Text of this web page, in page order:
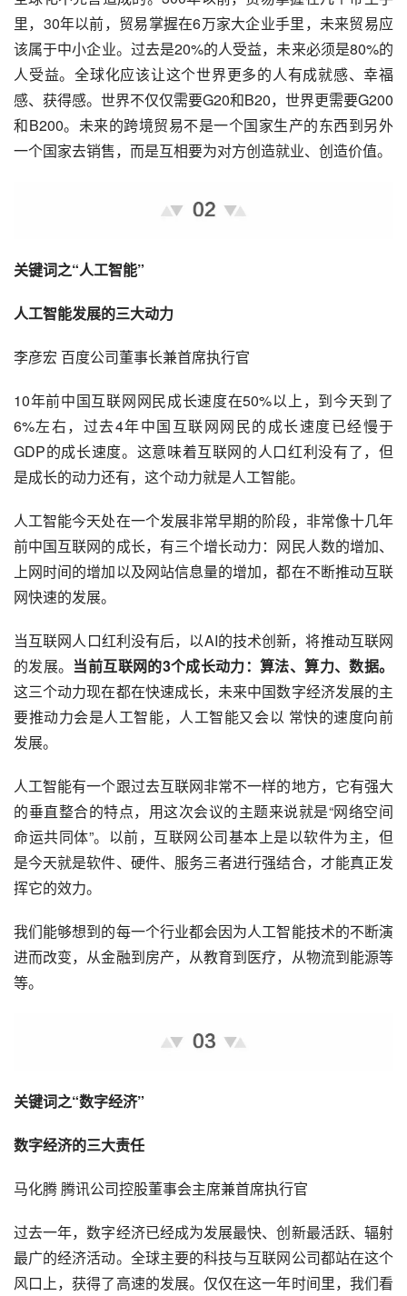
里，30年以前，贸易掌握在6万家大企业手里，未来贸易应
该属于中小企业。过去是20%的人受益，未来必须是80%的
人受益。全球化应该让这个世界更多的人有成就感、幸福
感、获得感。世界不仅仅需要G20和B20，世界更需要G200
和B200。未来的跨境贸易不是一个国家生产的东西到另外
一个国家去销售，而是互相要为对方创造就业、创造价值。
关键词之“人工智能”
人工智能发展的三大动力
李彦宏 百度公司董事长兼首席执行官
10年前中国互联网网民成长速度在50%以上，到今天到了
6%左右，过去4年中国互联网网民的成长速度已经慢于
GDP的成长速度。这意味着互联网的人口红利没有了，但
是成长的动力还有，这个动力就是人工智能。
人工智能今天处在一个发展非常早期的阶段，非常像十几年
前中国互联网的成长，有三个增长动力：网民人数的增加、
上网时间的增加以及网站信息量的增加，都在不断推动互联
网快速的发展。
当互联网人口红利没有后，以AI的技术创新，将推动互联网
的发展。 当前互联网的3个成长动力：算法、算力、数据。
这三个动力现在都在快速成长，未来中国数字经济发展的主
要推动力会是人工智能，人工智能又会以 常快的速度向前
发展。
人工智能有一个跟过去互联网非常不一样的地方，它有强大
的垂直整合的特点，用这次会议的主题来说就是“网络空间
命运共同体”。以前，互联网公司基本上是以软件为主，但
是今天就是软件、硬件、服务三者进行强结合，才能真正发
挥它的效力。
我们能够想到的每一个行业都会因为人工智能技术的不断演
进而改变，从金融到房产，从教育到医疗，从物流到能源等
等。
关键词之“数字经济”
数字经济的三大责任
马化腾 腾讯公司控股董事会主席兼首席执行官
过去一年，数字经济已经成为发展最快、创新最活跃、辐射
最广的经济活动。全球主要的科技与互联网公司都站在这个
风口上，获得了高速的发展。仅仅在这一年时间里，我们看